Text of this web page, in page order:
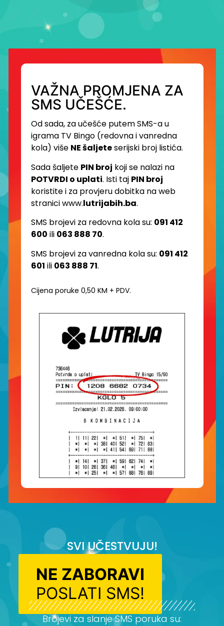
VAŽNA PROMJENA ZA
SMS UČEŠĆE.
Od sada, za učešće putem SMS-a u
igrama TV Bingo (redovna i vanredna
kola) više NE šaljeteserijski broj listića.
Sada šaljete PIN broj koji se nalazi na
POTVRDI o uplati. Isti taj PIN broj
koristite i za provjeru dobitka na web
stranici www.lutrijabih.ba.
SMS brojevi za redovna kola su: 091 412
600 ili 063 888 70.
SMS brojevi za vanredna kola su: 091 412
601 ili 063 888 71.
Cijena poruke 0,50 KM + PDV.
SVI UČESTVUJU!
NE ZABORAVI
POSLATI SMS!
Brojevi za slanje SMS poruka su: